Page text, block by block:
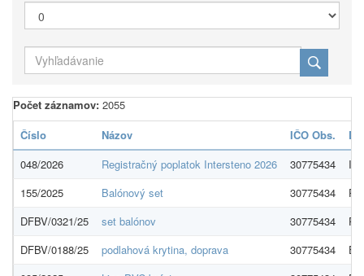
Počet záznamov: 2055
Číslo
Názov IČO Obs.
048/2026
Registračný poplatok Intersteno 2026 30775434
155/2025
Balónový set 30775434
DFBV/0321/25
set balónov 30775434
DFBV/0188/25
podlahová krytina, doprava 30775434
E-